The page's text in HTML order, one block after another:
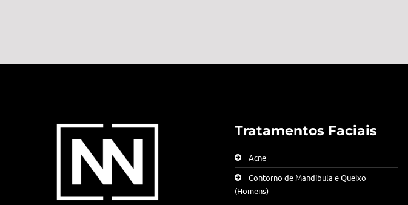
Tratamentos Faciais
Acne
Contorno de Mandíbula e Queixo
(Homens)